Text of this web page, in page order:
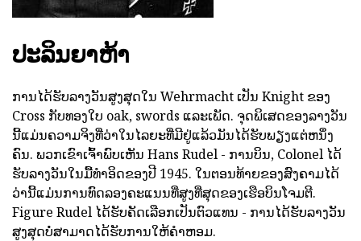
ປະລິນຍາຫ້າ
ການໄດ້ຮັບລາງວັນສູງສຸດໃນ Wehrmacht ເປັນ Knight ຂອງ
Cross ກັບທອງໃບ oak, swords ແລະເພັດ. ຈຸດພິເສດຂອງລາງວັນ
ນີ້ແມ່ນຄວາມຈິງທີ່ວ່າໃນໄລຍະທີ່ມີຢູ່ແລ້ວມັນໄດ້ຮັບພຽງແຕ່ຫນຶ່ງ
ຄົນ. ພວກເຂົາເຈົ້າພົບເຫັນ Hans Rudel - ການບິນ, Colonel ໄດ້
ຮັບລາງວັນໃນມື້ທໍາອິດຂອງປີ 1945. ໃນຕອນທ້າຍຂອງສົງຄາມໄດ້
ວ່ານີ້ແມ່ນການທົດລອງຄະແນນທີ່ສູງທີ່ສຸດຂອງເຮືອບິນໂຈມຕີ.
Figure Rudel ໄດ້ຮັບຄັດເລືອກເປັນຕົວແທນ - ການໄດ້ຮັບລາງວັນ
ສູງສຸດບໍ່ສາມາດໄດ້ຮັບການໃຫ້ຄໍາຫອມ.